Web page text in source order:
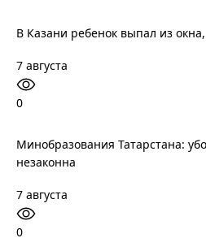
В Казани ребенок выпал из
7 августа
0
Минобразования Татарстана:
незаконна
7 августа
0